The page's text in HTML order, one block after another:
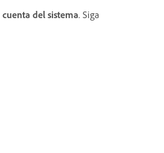
cuenta del sistema. Siga